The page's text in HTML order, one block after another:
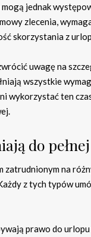
jednak
zlecenia,
skorzystania z
uwagę na
wszystkie
wykorzystać ten
do
zatrudnionym na
z tych typów
prawo do